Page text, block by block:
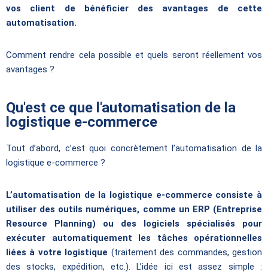
vos client de bénéficier des avantages de cette
automatisation.
Comment rendre cela possible et quels seront réellement vos
avantages ?
Qu'est ce que l'automatisation de la
logistique e-commerce
Tout d’abord, c’est quoi concrètement l’automatisation de la
logistique e-commerce ?
L’automatisation de la logistique e-commerce consiste à
utiliser des outils numériques, comme un ERP (Entreprise
Resource Planning) ou des logiciels spécialisés pour
exécuter automatiquement les tâches opérationnelles
liées à votre logistique (traitement des commandes, gestion
des stocks, expédition, etc.). L’idée ici est assez simple :